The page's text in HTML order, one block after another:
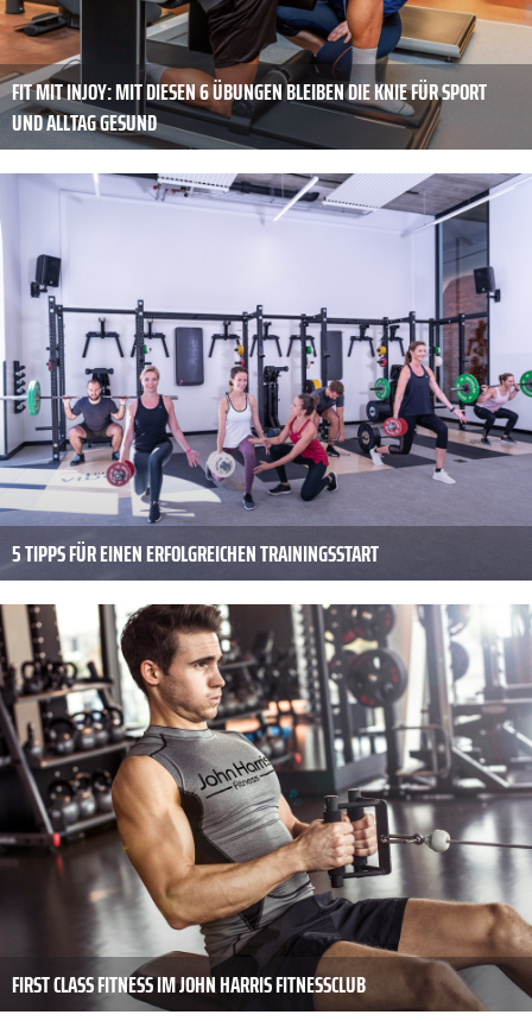
FIT MIT INJOY: MIT DIESEN 6 ÜBUNGEN BLEIBEN DIE KNIE FÜR SPORT
UND ALLTAG GESUND
5 TIPPS FÜR EINEN ERFOLGREICHEN TRAININGSSTART
FIRST CLASS FITNESS IM JOHN HARRIS FITNESSCLUB